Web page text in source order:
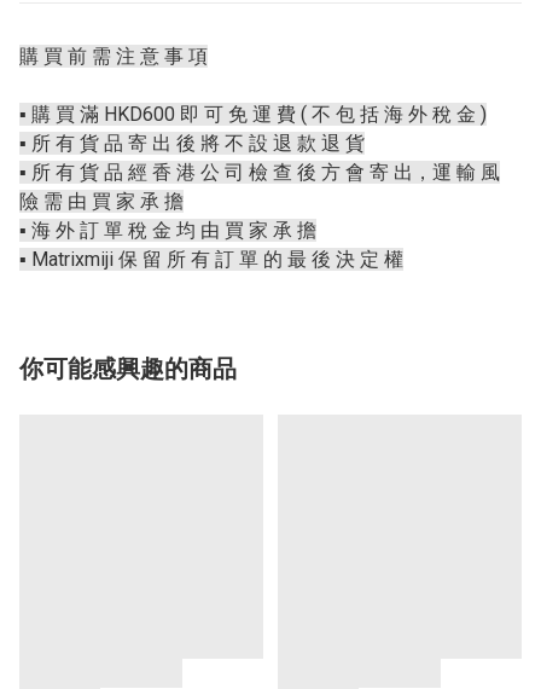
購 買 前 需 注 意 事 項
▪️ 購 買 滿 HKD600 即 可 免 運 費 ( 不 包 括 海 外 稅 金 )
▪️ 所 有 貨 品 寄 出 後 將 不 設 退 款 退 貨
▪️ 所 有 貨 品 經 香 港 公 司 檢 查 後 方 會 寄 出，運 輸 風
險 需 由 買 家 承 擔
▪️ 海 外 訂 單 稅 金 均 由 買 家 承 擔
▪️ Matrixmiji 保 留 所 有 訂 單 的 最 後 決 定 權
你可能感興趣的商品